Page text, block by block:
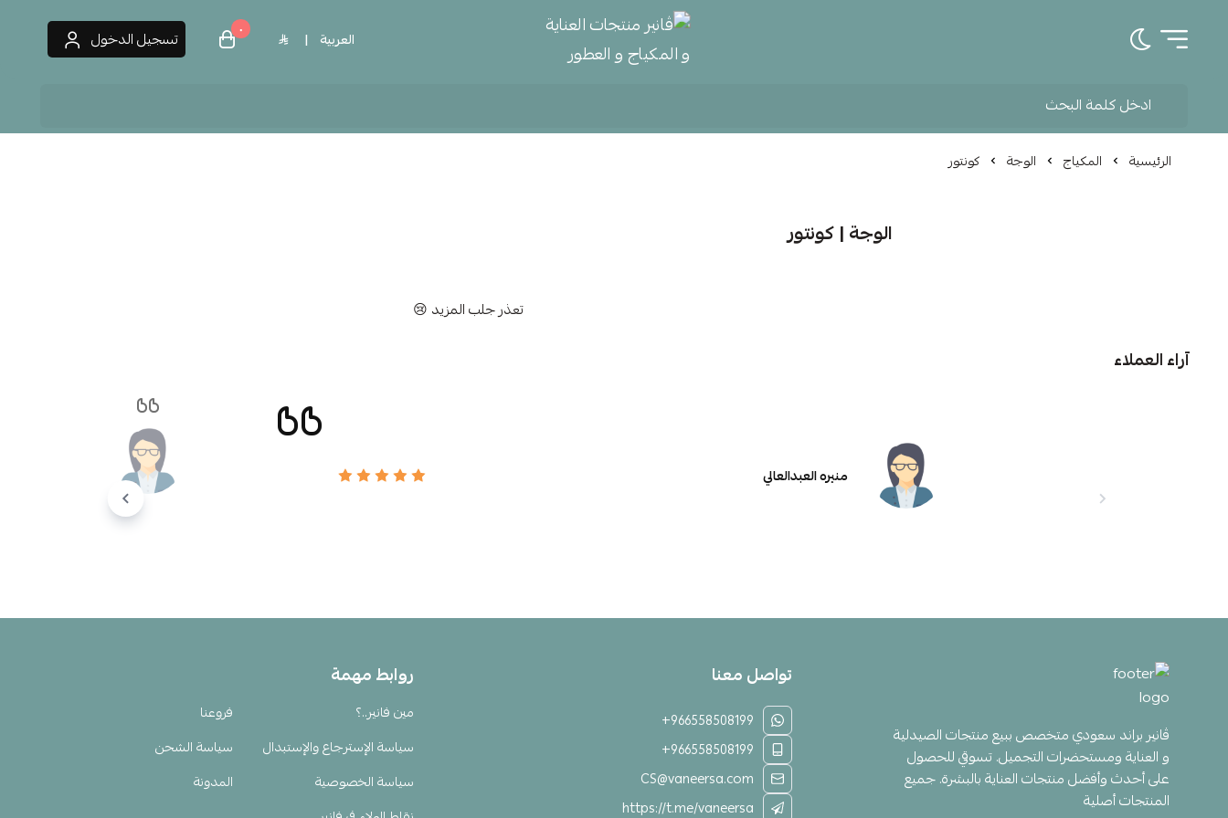
تبديل الوضع الداكن ڤانير منتجات العناية و المكياج و العطورالعربية | ٠ تسجيل الدخول
الرئيسية المكياج الوجة كونتور
الوجة | كونتور
تعذر جلب المزيد 😢
آراء العملاء
منيره العبدالعالي
ڤانير براند سعودي متخصص ببيع منتجات الصيدلية
و العناية ومستحضرات التجميل. تسوقي للحصول
على أحدث وأفضل منتجات العناية بالبشرة. جميع
المنتجات أصلية
تواصل معنا
+966558508199
+966558508199
CS@vaneersa.com
https://t.me/vaneersa
روابط مهمة
مين فانير..؟
فروعنا
سياسة الإسترجاع والإستبدال
سياسة الشحن
سياسة الخصوصية
المدونة